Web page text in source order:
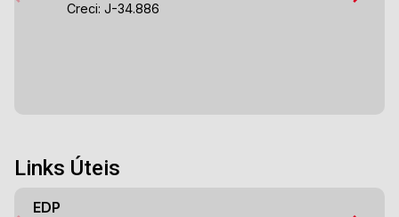
Creci: J-34.886
Links Úteis
EDP